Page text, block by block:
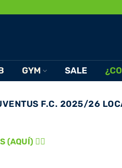
GYM SALE
F.C. 2025/26
(AQUÍ) 👈🏾